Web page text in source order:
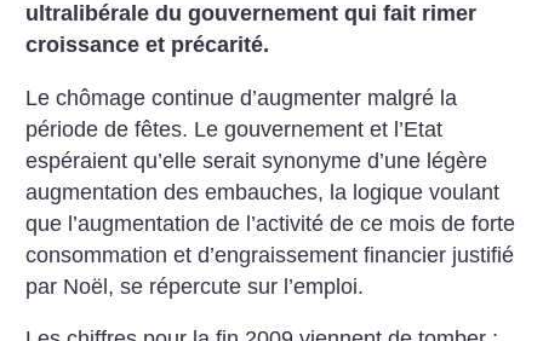
ultralibérale du gouvernement qui fait rimer
croissance et précarité.
Le chômage continue d’augmenter malgré la
période de fêtes. Le gouvernement et l’Etat
espéraient qu’elle serait synonyme d’une légère
augmentation des embauches, la logique voulant
que l’augmentation de l’activité de ce mois de forte
consommation et d’engraissement financier justifié
par Noël, se répercute sur l’emploi.